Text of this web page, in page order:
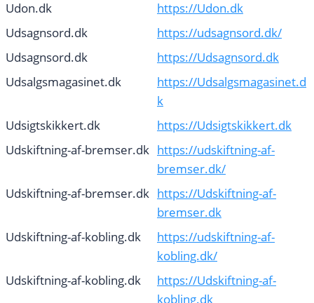
Udon.dk
https://Udon.dk
Udsagnsord.dk
https://udsagnsord.dk/
Udsagnsord.dk
https://Udsagnsord.dk
Udsalgsmagasinet.dk
https://Udsalgsmagasinet.d
k
Udsigtskikkert.dk
https://Udsigtskikkert.dk
Udskiftning-af-bremser.dk https://udskiftning-af-
bremser.dk/
Udskiftning-af-bremser.dk https://Udskiftning-af-
bremser.dk
Udskiftning-af-kobling.dk
https://udskiftning-af-
kobling.dk/
Udskiftning-af-kobling.dk
https://Udskiftning-af-
kobling.dk